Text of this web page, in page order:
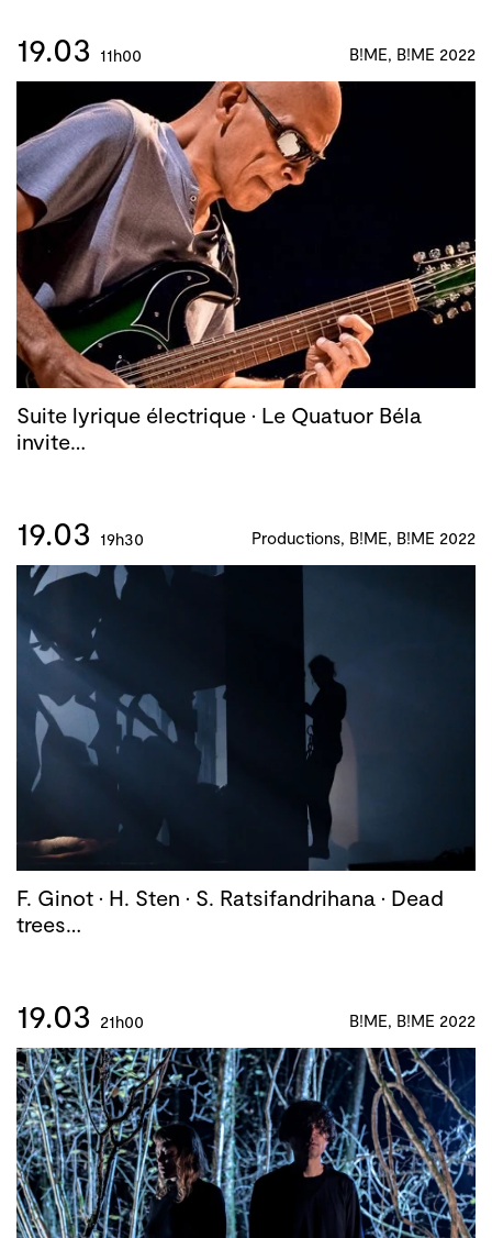
19.03 11h00 B!ME, B!ME 2022
Suite lyrique électrique · Le Quatuor Béla
invite…
19.03 19h30 Productions, B!ME, B!ME 2022
F. Ginot · H. Sten · S. Ratsifandrihana · Dead
trees…
19.03 21h00 B!ME, B!ME 2022